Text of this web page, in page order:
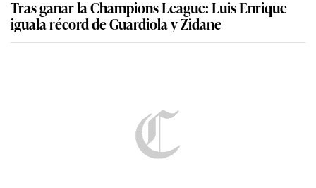
Tras ganar la Champions League: Luis Enrique
iguala récord de Guardiola y Zidane